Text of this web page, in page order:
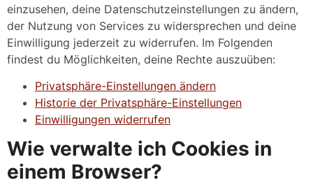
einzusehen, deine Datenschutzeinstellungen zu ändern,
der Nutzung von Services zu widersprechen und deine
Einwilligung jederzeit zu widerrufen. Im Folgenden
findest du Möglichkeiten, deine Rechte auszuüben:
Privatsphäre-Einstellungen ändern
Historie der Privatsphäre-Einstellungen
Einwilligungen widerrufen
Wie verwalte ich Cookies in
einem Browser?